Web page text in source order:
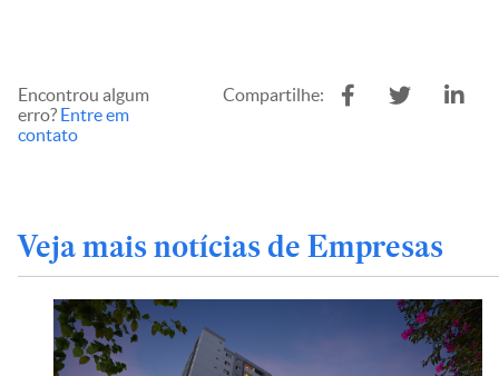
Encontrou algum
erro? Entre em
contato
Compartilhe:
Veja mais notícias de Empresas